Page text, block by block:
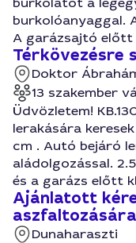
burkolóanyaggal.
A garázsajtó előtt
Térkövezésre
Doktor
13 szakember
Üdvözletem!
lerakására
cm . Autó bejáró
aládolgozással.
és a garázs előtt
Ajánlatott
aszfaltozására
Dunaharaszti